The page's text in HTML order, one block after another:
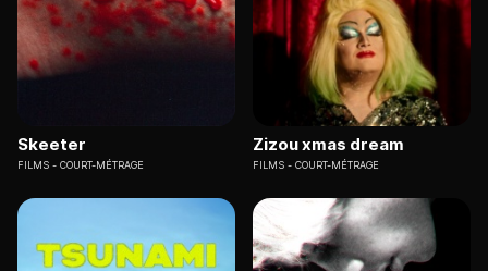
Skeeter
FILMS COURT-MÉTRAGE
Zizou xmas dream
FILMS COURT-MÉTRAGE